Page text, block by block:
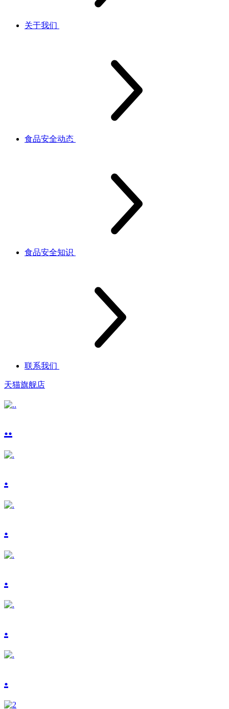
关于我们
食品安全动态
食品安全知识
联系我们
天猫旗舰店
..
.
.
.
.
.